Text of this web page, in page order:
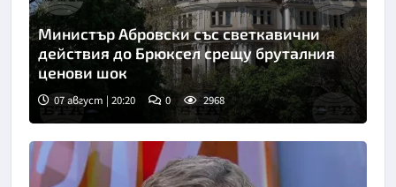
Министър Абровски със светкавични
действия до Брюксел срещу бруталния
ценови шок
07 август | 20:20 0 2968